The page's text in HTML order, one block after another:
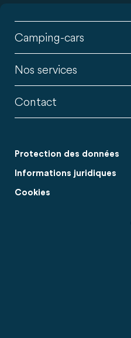
Camping-cars
Nos services
Contact
Protection des données
Informations juridiques
Cookies